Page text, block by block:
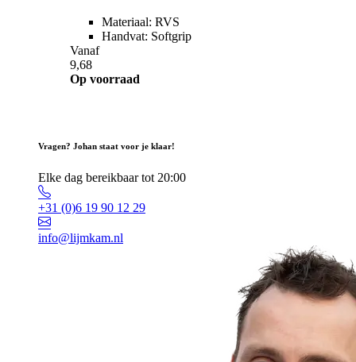
Materiaal: RVS
Handvat: Softgrip
Vanaf
9,68
Op voorraad
Vragen? Johan staat voor je klaar!
Elke dag bereikbaar tot 20:00
+31 (0)6 19 90 12 29
info@lijmkam.nl